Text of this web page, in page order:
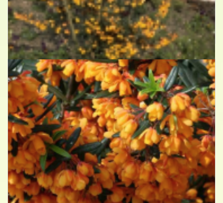
Berberis
Berberis x lologensis 'Apricot Queen'